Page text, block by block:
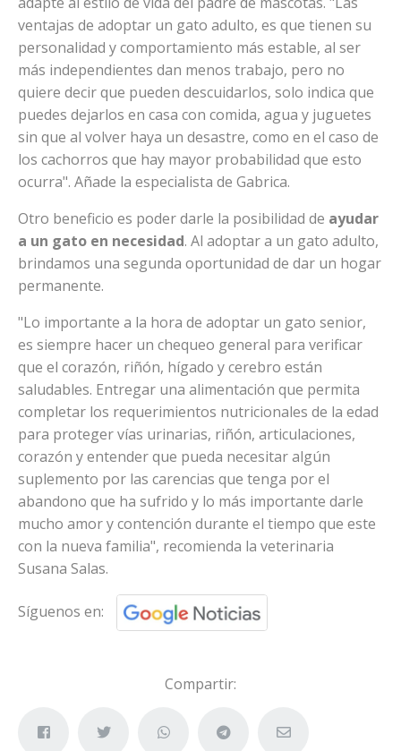
ventajas de adoptar un gato adulto, es que tienen su
personalidad y comportamiento más estable, al ser
más independientes dan menos trabajo, pero no
quiere decir que pueden descuidarlos, solo indica que
puedes dejarlos en casa con comida, agua y juguetes
sin que al volver haya un desastre, como en el caso de
los cachorros que hay mayor probabilidad que esto
ocurra". Añade la especialista de Gabrica.
Otro beneficio es poder darle la posibilidad de ayudar
a un gato en necesidad. Al adoptar a un gato adulto,
brindamos una segunda oportunidad de dar un hogar
permanente.
"Lo importante a la hora de adoptar un gato senior,
es siempre hacer un chequeo general para verificar
que el corazón, riñón, hígado y cerebro están
saludables. Entregar una alimentación que permita
completar los requerimientos nutricionales de la edad
para proteger vías urinarias, riñón, articulaciones,
corazón y entender que pueda necesitar algún
suplemento por las carencias que tenga por el
abandono que ha sufrido y lo más importante darle
mucho amor y contención durante el tiempo que este
con la nueva familia", recomienda la veterinaria
Susana Salas.
Síguenos en:
Compartir: